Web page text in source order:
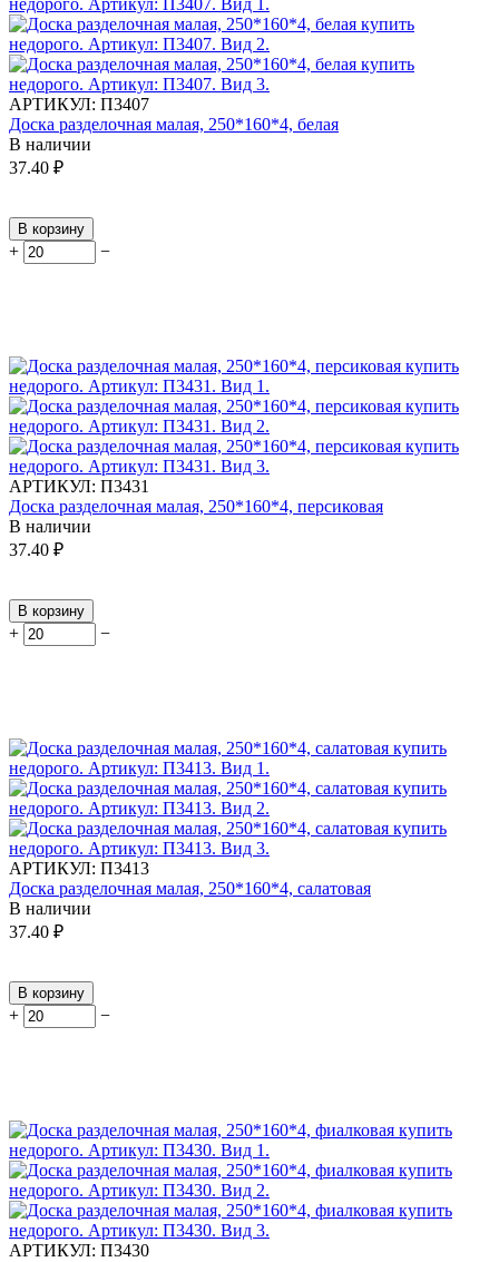
АРТИКУЛ: П3407
Доска разделочная малая, 250*160*4, белая
В наличии
37.40 ₽
В корзину
+ −
АРТИКУЛ: П3431
Доска разделочная малая, 250*160*4, персиковая
В наличии
37.40 ₽
В корзину
+ −
АРТИКУЛ: П3413
Доска разделочная малая, 250*160*4, салатовая
В наличии
37.40 ₽
В корзину
+ −
АРТИКУЛ: П3430